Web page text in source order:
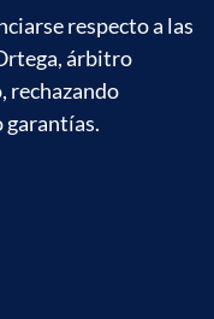
respecto a las
árbitro
rechazando